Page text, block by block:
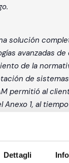
Dettagli
solución
avanzadas de
de la
de
permitió al
1, al
ilustra cómo el
de AM
de la